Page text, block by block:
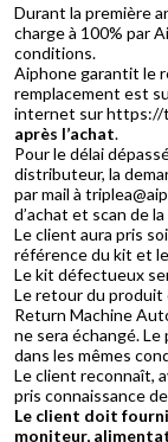
Durant la première
charge à 100% par
conditions.
Aiphone garantit le
remplacement est
internet sur https://
après l’achat.
Pour le délai
distributeur, la
par mail à
d’achat et scan de
Le client aura pris
référence du kit et
Le kit défectueux
Le retour du produit
Return Machine
ne sera échangé.
dans les mêmes
Le client reconnaît,
pris connaissance
Le client doit
moniteur,